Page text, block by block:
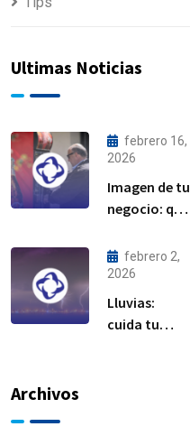
Ultimas Noticias
febrero 16,
2026
Imagen de tu
negocio: qué
equipos de
refrigeración
febrero 2,
2026
Lluvias:
cuida tu
Archivos